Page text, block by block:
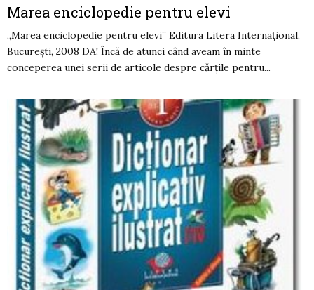
Marea enciclopedie pentru elevi
„Marea enciclopedie pentru elevi” Editura Litera Internaţional,
Bucureşti, 2008 DA! Încă de atunci când aveam în minte
conceperea unei serii de articole despre cărţile pentru...